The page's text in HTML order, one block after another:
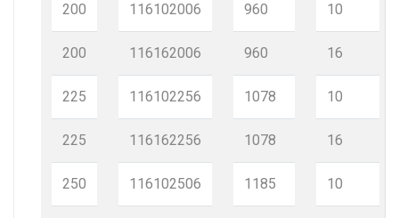
200
200
225
225
250
116102006
116162006
116102256
116162256
116102506
960
960
1078
1078
1185
10
16
10
16
10